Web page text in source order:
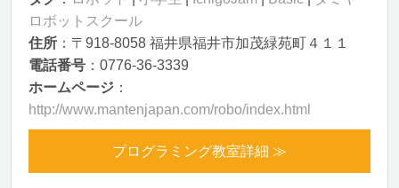
ロボットスクール
住所 ：〒918-8058 福井県福井市加茂緑苑町４１１
電話番号 ：0776-36-3339
ホームページ ：
http://www.mantenjapan.com/robo/index.html
プログラミング教室詳細 ≫